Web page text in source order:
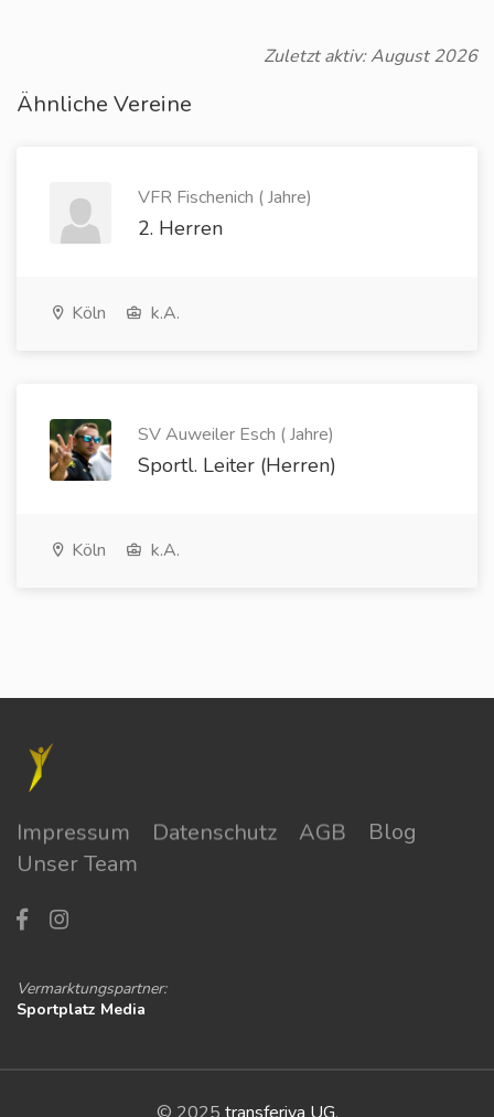
Zuletzt aktiv: August 2026
Ähnliche Vereine
VFR Fischenich ( Jahre)
2. Herren
Köln k.A.
SV Auweiler Esch ( Jahre)
Sportl. Leiter (Herren)
Köln k.A.
Impressum Datenschutz AGB
Blog
Unser Team
Vermarktungspartner:
Sportplatz Media